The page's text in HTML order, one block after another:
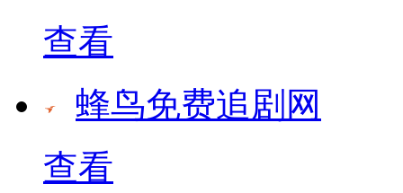
查看
蜂鸟免费追剧网
查看